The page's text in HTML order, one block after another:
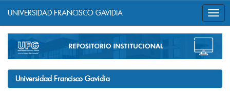
navigation
UNIVERSIDAD FRANCISCO GAVIDIA
Universidad Francisco Gavidia